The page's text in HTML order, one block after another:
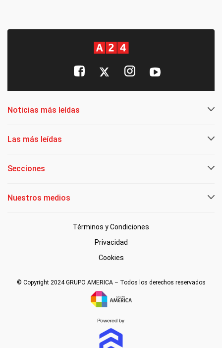
Noticias más leídas
Las más leídas
Secciones
Nuestros medios
Términos y Condiciones
Privacidad
Cookies
© Copyright 2024 GRUPO AMERICA – Todos los derechos reservados